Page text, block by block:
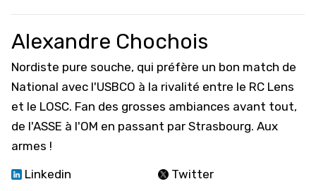
Alexandre Chochois
Nordiste pure souche, qui préfère un bon match de
National avec l'USBCO à la rivalité entre le RC Lens
et le LOSC. Fan des grosses ambiances avant tout,
de l'ASSE à l'OM en passant par Strasbourg. Aux
armes !
Linkedin
Twitter